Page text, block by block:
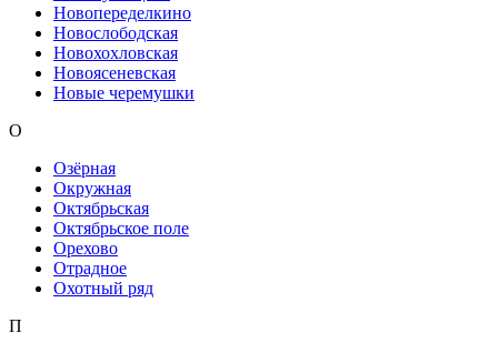
Новопеределкино
Новослободская
Новохохловская
Новоясеневская
Новые черемушки
О
Озёрная
Окружная
Октябрьская
Октябрьское поле
Орехово
Отрадное
Охотный ряд
П